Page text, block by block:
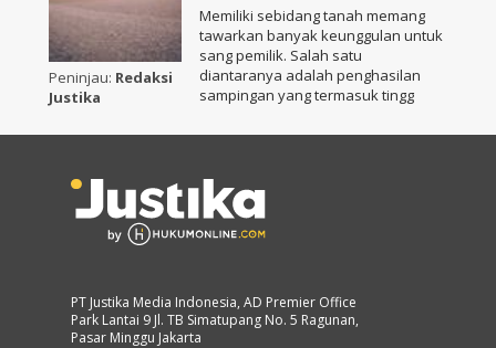
Peninjau: Redaksi
Justika
Memiliki sebidang tanah memang
tawarkan banyak keunggulan untuk
sang pemilik. Salah satu
diantaranya adalah penghasilan
sampingan yang termasuk tingg
PT Justika Media Indonesia, AD Premier Office
Park Lantai 9 Jl. TB Simatupang No. 5 Ragunan,
Pasar Minggu Jakarta